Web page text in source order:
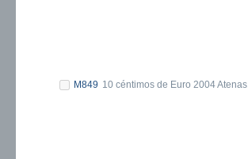
M849 10 céntimos de Euro 2004 Atenas.